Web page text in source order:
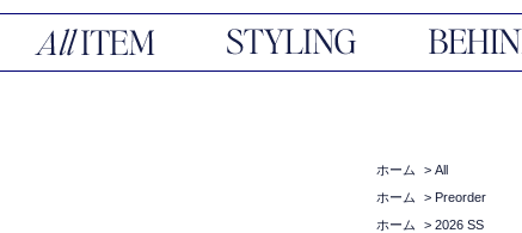
ホーム > All
ホーム
> Preorder
ホーム
> 2026 SS